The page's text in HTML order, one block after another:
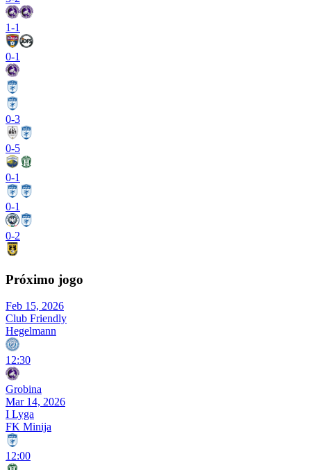
1-1
0-1
0-3
0-5
0-1
0-1
0-2
Próximo jogo
Feb 15, 2026
Club Friendly
Hegelmann
12:30
Grobina
Mar 14, 2026
I Lyga
FK Minija
12:00